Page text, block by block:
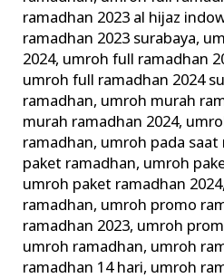
ramadhan 2023 al hijaz
ramadhan 2023 surabaya,
2024, umroh full ramadhan
umroh full ramadhan 2024
ramadhan, umroh murah
murah ramadhan 2024,
ramadhan, umroh pada saat
paket ramadhan, umroh
umroh paket ramadhan 2024,
ramadhan, umroh promo
ramadhan 2023, umroh
umroh ramadhan, umroh
ramadhan 14 hari, umroh